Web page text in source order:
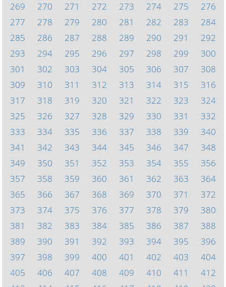
269
270 271 272 273 274 275
276
277
278 279 280 281 282 283
284
285
286 287 288 289 290 291
292
293
294 295 296 297 298 299
300
301
302 303 304 305 306 307
308
309
310 311 312 313 314 315
316
317
318 319 320 321 322 323
324
325
326 327 328 329 330 331
332
333
334 335 336 337 338 339
340
341
342 343 344 345 346 347
348
349
350 351 352 353 354 355
356
357
358 359 360 361 362 363
364
365
366 367 368 369 370 371
372
373
374 375 376 377 378 379
380
381
382 383 384 385 386 387
388
389
390 391 392 393 394 395
396
397
398 399 400 401 402 403
404
405
406 407 408 409 410 411
412